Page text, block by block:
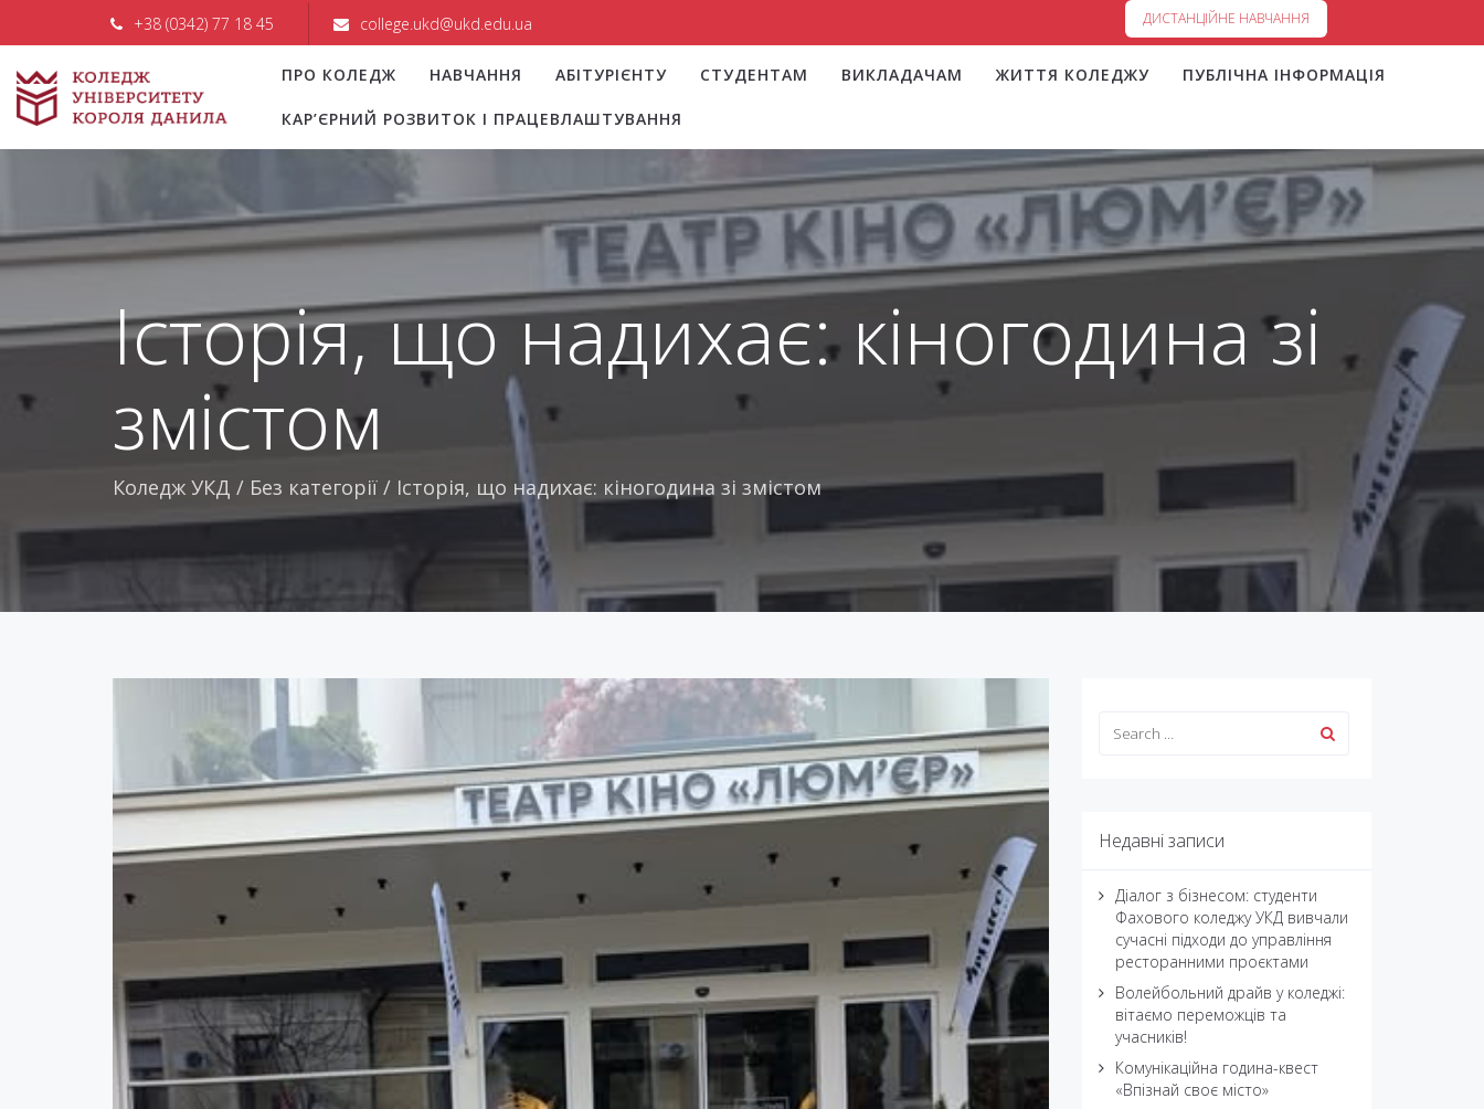
+38 (0342) 77 18 45 college.ukd@ukd.edu.ua ДИСТАНЦІЙНЕ НАВЧАННЯ
ПРО КОЛЕДЖ НАВЧАННЯ АБІТУРІЄНТУ СТУДЕНТАМ ВИКЛАДАЧАМ ЖИТТЯ КОЛЕДЖУ ПУБЛІЧНА ІНФОРМАЦІЯ
КАР’ЄРНИЙ РОЗВИТОК І ПРАЦЕВЛАШТУВАННЯ
Історія, що надихає: кіногодина зі
змістом
Коледж УКД / Без категорії / Історія, що надихає: кіногодина зі змістом
Недавні записи
Діалог з бізнесом: студенти
Фахового коледжу УКД вивчали
сучасні підходи до управління
ресторанними проєктами
Волейбольний драйв у коледжі:
вітаємо переможців та
учасників!
Комунікаційна година-квест
«Впізнай своє місто»